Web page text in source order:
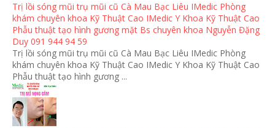
Trị lồi sóng mũi trụ mũi cũ Cà Mau Bạc Liêu IMedic Phòng
khám chuyên khoa Kỹ Thuật Cao IMedic Y Khoa Kỹ Thuật Cao
Phẫu thuật tạo hình gương mặt Bs chuyên khoa Nguyễn Đặng
Duy 091 944 94 59
Trị lồi sóng mũi trụ mũi cũ Cà Mau Bạc Liêu IMedic Phòng
khám chuyên khoa Kỹ Thuật Cao IMedic Y Khoa Kỹ Thuật Cao
Phẫu thuật tạo hình gương ...